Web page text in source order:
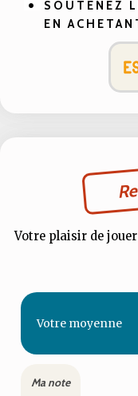
SOUTENEZ
EN
Votre plaisir de jouer
Votre moyenne
Ma note